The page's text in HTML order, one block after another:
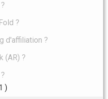
?
d'affiliation ?
(AR) ?
)